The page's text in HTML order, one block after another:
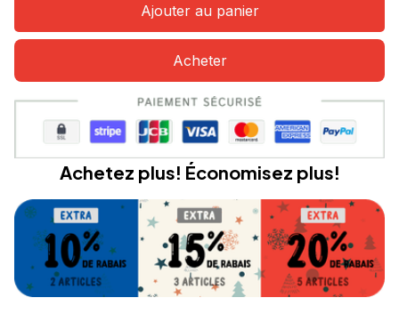
Ajouter au panier
Acheter
Achetez plus! Économisez plus!